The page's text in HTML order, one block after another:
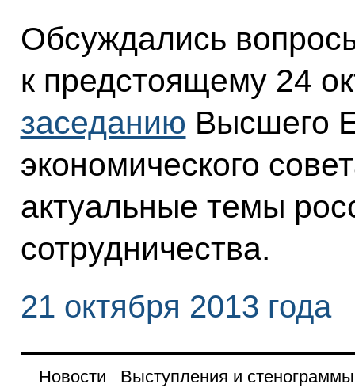
Обсуждались
к предстоящему 24
заседанию Высшего
экономического
актуальные темы
сотрудничества.
21 октября 2013 года
Новости
Выступления и стенограммы